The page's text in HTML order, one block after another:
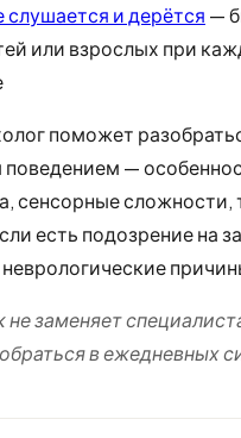
слушается и дерётся —
или взрослых при
поможет
поведением —
сенсорные сложности,
есть подозрение на
заменяет
в ежедневных